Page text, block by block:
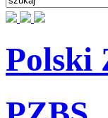
Polski